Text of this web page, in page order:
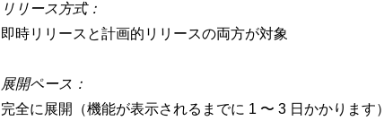
リリース方式：
即時リリースと計画的リリースの両方が対象
展開ペース：
完全に展開（機能が表示されるまでに 1 〜 3 日かかります）